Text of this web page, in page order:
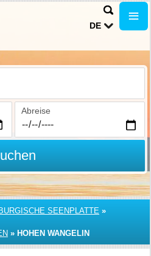
DE
Abreise
SEENPLATTE »
» HOHEN WANGELIN